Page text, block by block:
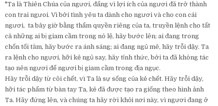
"Ta là Thiên Chúa của ngươi, đấng vì lợi ích của ngươi đã trở thành
con trai ngưoi. Vì bởi tình yêu ta dành cho ngươi và cho con cái
ngươi, ta bây giờ bằng thẩm quyền riêng của ta, truyền lệnh cho tất
cả những ai bị giam cầm trong nô lệ, hãy bước lên; ai đang trong
chốn tối tăm, hãy bước ra ánh sáng; ai đang ngủ mê, hãy trỗi dậy. Ta
ra lệnh cho ngươi, hỡi kẻ ngủ say, hãy tỉnh thức, bởi ta đã không tác
tạo nên ngươi để ngươi bị giam cầm trong địa ngục.
Hãy trỗi dậy từ cõi chết, vì Ta là sự sống của kẻ chết. Hãy trỗi dậy,
hỡi tác phẩm từ bàn tay Ta, kẻ đã được tạo ra giống theo hình ảnh
Ta. Hãy đứng lên, và chúng ta hãy rời khỏi nơi này, vì ngươi đang ở